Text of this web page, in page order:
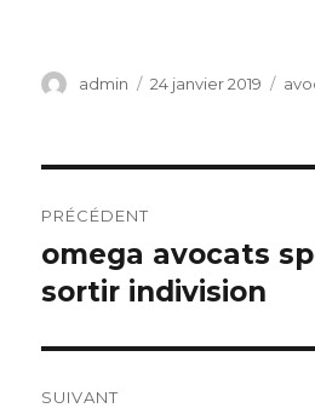
Auteur
admin
Publié
24 janvier 2019
de
l’article
PRÉCÉDENT
Article
précédent :
omega avocats
sortir indivision
SUIVANT